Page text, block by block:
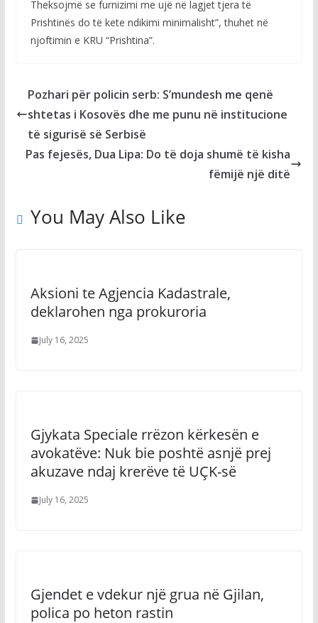
Theksojmë se furnizimi me ujë në lagjet tjera të
Prishtinës do të kete ndikimi minimalisht”, thuhet në
njoftimin e KRU “Prishtina”.
Pozhari për policin serb: S’mundesh me qenë
shtetas i Kosovës dhe me punu në institucione
të sigurisë së Serbisë
Pas fejesës, Dua Lipa: Do të doja shumë të kisha
fëmijë një ditë
You May Also Like
Aksioni te Agjencia Kadastrale,
deklarohen nga prokuroria
July 16, 2025
Gjykata Speciale rrëzon kërkesën e
avokatëve: Nuk bie poshtë asnjë prej
akuzave ndaj krerëve të UÇK-së
July 16, 2025
Gjendet e vdekur një grua në Gjilan,
polica po heton rastin